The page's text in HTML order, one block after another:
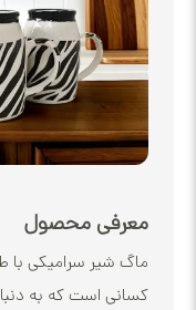
محصول
سرامیکی با طرح گورخر،
است که به دنبال ظروف